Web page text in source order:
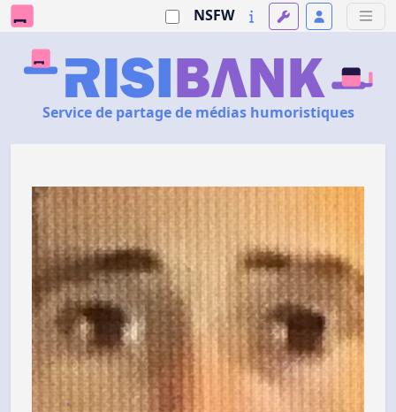
NSFW
Service de partage de médias humoristiques